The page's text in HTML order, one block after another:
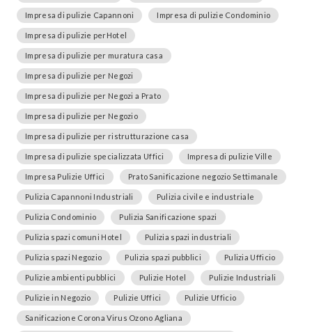
Impresa di pulizie Capannoni Impresa di pulizie Condominio
Impresa di pulizie perHotel
Impresa di pulizie per muratura casa
Impresa di pulizie per Negozi
Impresa di pulizie per Negozi a Prato
Impresa di pulizie per Negozio
Impresa di pulizie per ristrutturazione casa
Impresa di pulizie specializzata Uffici Impresa di pulizie Ville
Impresa Pulizie Uffici Prato Sanificazione negozio Settimanale
Pulizia Capannoni Industriali Pulizia civile e industriale
Pulizia Condominio Pulizia Sanificazione spazi
Pulizia spazi comuni Hotel Pulizia spazi industriali
Pulizia spazi Negozio Pulizia spazi pubblici Pulizia Ufficio
Pulizie ambienti pubblici Pulizie Hotel Pulizie Industriali
Pulizie in Negozio Pulizie Uffici Pulizie Ufficio
Sanificazione Corona Virus Ozono Agliana